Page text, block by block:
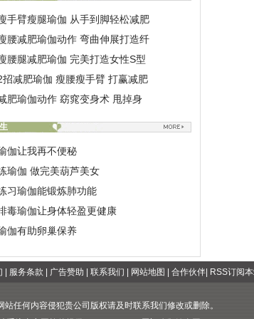
手臂瘦腿瑜伽 从手到脚轻松减肥
腰减肥瑜伽动作 弯曲伸展打造纤
腰腿减肥瑜伽 完美打造女性S型
招减肥瑜伽 瘦腰瘦手臂 打赢减肥
肥瑜伽动作 窈窕变身术 甩掉身
伽让我再不便秘
瑜伽 做完美葫芦美女
习瑜伽能锻炼肺功能
毒瑜伽让身体轻盈更健康
伽有助卵巢保养
服务条款 广告赞助 联系我们 网站地图 合作伙伴| RSS订阅
站任何内容侵犯贵公司版权请及时联系我们修改或删除。